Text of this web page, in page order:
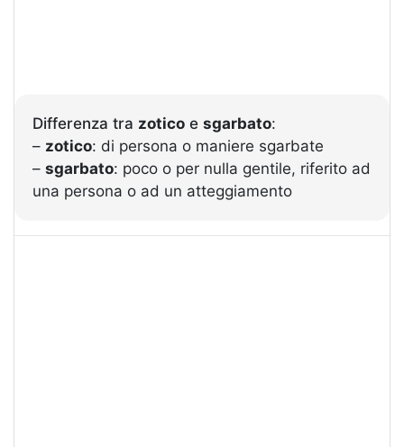
Differenza tra zotico e sgarbato:
– zotico: di persona o maniere sgarbate
– sgarbato: poco o per nulla gentile, riferito ad
una persona o ad un atteggiamento